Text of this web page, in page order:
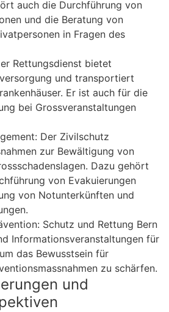
auch die Durchführung von
und die Beratung von
in Fragen des
Rettungsdienst bietet
und transportiert
Er ist auch für die
bei Grossveranstaltungen
Der Zivilschutz
zur Bewältigung von
Dazu gehört
von Evakuierungen
von Notunterkünften und
Schutz und Rettung Bern
Informationsveranstaltungen für
das Bewusstsein für
zu schärfen.
und